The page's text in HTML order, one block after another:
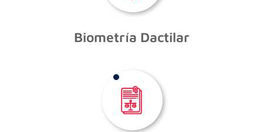
Biometría Dactilar